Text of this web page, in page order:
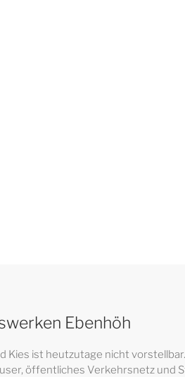
Ebenhöh
Kies ist heutzutage nicht
öffentliches Verkehrsnetz und